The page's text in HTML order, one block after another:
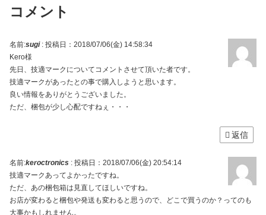
コメント
名前:sugi: 投稿日：2018/07/06(金) 14:58:34
Kero様
先日、技適マークについてコメントさせて頂いた者です。
技適マークがあったとの事で購入しようと思います。
良い情報をありがとうございました。
ただ、梱包が少し心配ですねぇ・・・
返信
名前:keroctronics : 投稿日：2018/07/06(金) 20:54:14
技適マークあってよかったですね。
ただ、あの梱包箱は見直してほしいですね。
お店が変わると梱包や発送も変わると思うので、どこで買うのか？ってのも
大事かもしれません。